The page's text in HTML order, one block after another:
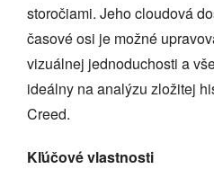
storočiami. Jeho cloudová
časové osi je možné
vizuálnej jednoduchosti a
ideálny na analýzu zložitej
Creed.
Kľúčové vlastnosti